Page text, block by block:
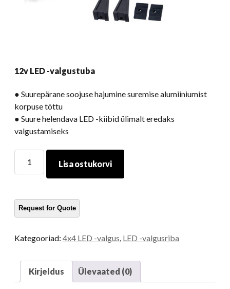
12v LED -valgustuba
● Suurepärane soojuse hajumine suremise alumiiniumist
korpuse tõttu
● Suure helendava LED -kiibid ülimalt eredaks
valgustamiseks
LED
kogus
Lisa ostukorvi
Kategooriad: 4x4 LED -valgus LED -valgusriba
Kirjeldus Ülevaated (0)